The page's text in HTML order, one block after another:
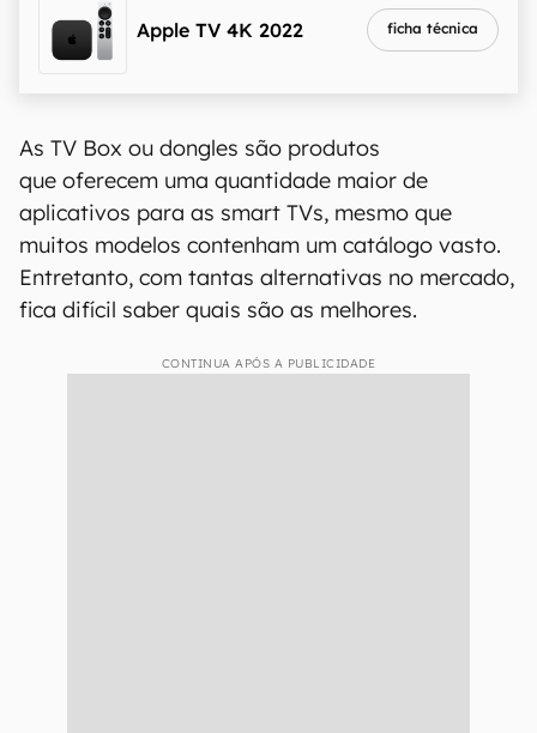
Apple TV 4K 2022 ficha técnica
As TV Box ou dongles são produtos
que oferecem uma quantidade maior de
aplicativos para as smart TVs, mesmo que
muitos modelos contenham um catálogo vasto.
Entretanto, com tantas alternativas no mercado,
fica difícil saber quais são as melhores.
CONTINUA APÓS A PUBLICIDADE